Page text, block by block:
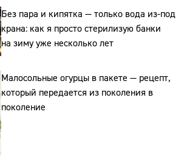
Без пара и кипятка — только вода из-под
крана: как я просто стерилизую банки
на зиму уже несколько лет
Малосольные огурцы в пакете — рецепт,
который передается из поколения в
поколение
Сайт:
Телефон: